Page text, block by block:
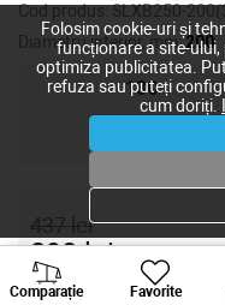
Cod produs:SLXB250-
Diametru interior, mm:200
130
437lei
390lei
Comparație Favorite
Folosim cookie-uri și
funcționare a site-
optimiza publicitatea.
refuza sau puteți
cum doriți.